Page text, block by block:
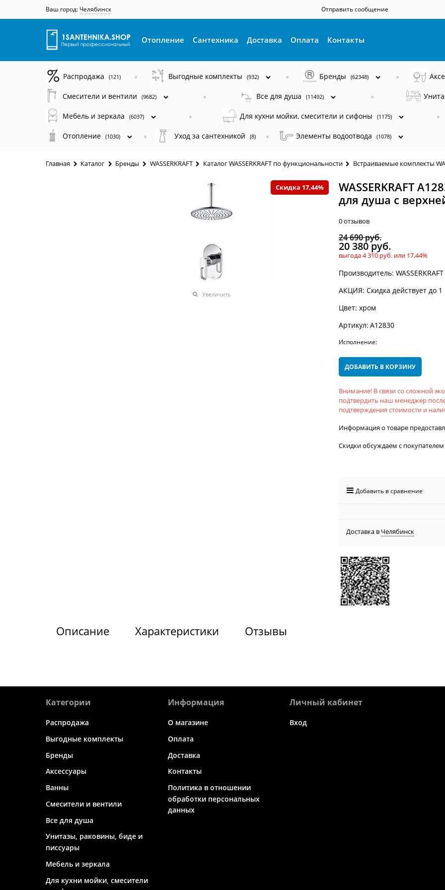
Ваш город: Челябинск Отправить сообщение
Отопление Сантехника Доставка Оплата Контакты
Распродажа (121) Выгодные комплекты (932) Бренды (62348)
Смесители и вентили (9682) Все для душа (11492)
Мебель и зеркала (6037) Для кухни мойки, смесители и сифоны (1175)
Отопление (1030) Уход за сантехникой (8) Элементы водоотвода (1078)
Главная Каталог Бренды WASSERKRAFT Каталог WASSERKRAFT по функциональности Встраиваемые комплекты
Скидка 17,44%
Увеличить
WASSERKRAFT
для душа с
0 отзывов
24 690 руб.
20 380 руб.
выгода4 310 руб. или 17,44%
Производитель: WASSERKRAFT
АКЦИЯ: Скидка действует до
Цвет: хром
Артикул: A12830
Исполнение:
ДОБАВИТЬ В КОРЗИНУ
Внимание! В связи со сложной
подтвердить наш менеджер
подтверждения стоимости и
Информация о товаре
Скидки обсуждаем с
Добавить в сравнение
Доставка в Челябинск
Описание Характеристики Отзывы
Категории
Распродажа
Выгодные комплекты
Бренды
Аксессуары
Ванны
Смесители и вентили
Все для душа
Унитазы, раковины, биде и
писсуары
Мебель и зеркала
Для кухни мойки, смесители
Информация
О магазине
Оплата
Доставка
Контакты
Политика в отношении
обработки персональных
данных
Личный кабинет
Вход